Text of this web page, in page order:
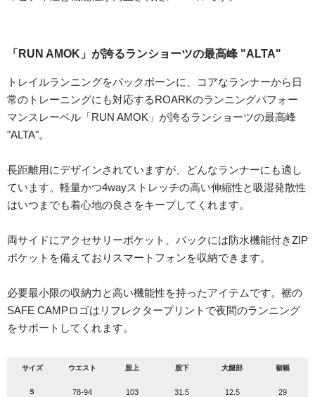
「RUN AMOK」が誇るランショーツの最高峰 "ALTA"
トレイルランニングをバックボーンに、コアなランナーから日
常のトレーニングにも対応するROARKのランニングパフォー
マンスレーベル「RUN AMOK」が誇るランショーツの最高峰
"ALTA"。
長距離用にデザインされていますが、どんなランナーにも適し
ています。軽量かつ4wayストレッチの高い伸縮性と吸湿発散性
はいつまでも着心地の良さをキープしてくれます。
両サイドにアクセサリーポケット、バックには防水機能付きZIP
ポケットを備えておりスマートフォンを収納できます。
必要最小限の収納力と高い機能性を持ったアイテムです。裾の
SAFE CAMPロゴはリフレクタープリントで夜間のランニング
をサポートしてくれます。
サイズ ウエスト 股上 股下 大腿部 裾幅
S 78-94 103 31.5 12.5 29